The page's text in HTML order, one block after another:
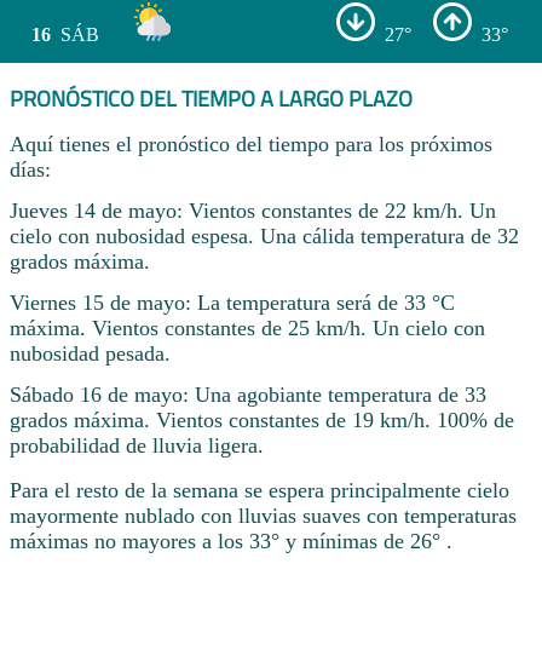
16 SÁB 27° 33°
PRONÓSTICO DEL TIEMPO A LARGO PLAZO
Aquí tienes el pronóstico del tiempo para los próximos
días:
Jueves 14 de mayo: Vientos constantes de 22 km/h. Un
cielo con nubosidad espesa. Una cálida temperatura de 32
grados máxima.
Viernes 15 de mayo: La temperatura será de 33 °C
máxima. Vientos constantes de 25 km/h. Un cielo con
nubosidad pesada.
Sábado 16 de mayo: Una agobiante temperatura de 33
grados máxima. Vientos constantes de 19 km/h. 100% de
probabilidad de lluvia ligera.
Para el resto de la semana se espera principalmente cielo
mayormente nublado con lluvias suaves con temperaturas
máximas no mayores a los 33° y mínimas de 26° .